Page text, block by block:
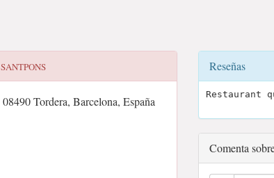
Tordera, Barcelona, España
Reseñas
Restaurant
Comenta